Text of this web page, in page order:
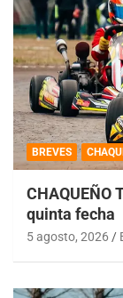
BREVES
CHAQUEÑO
quinta fecha
5 agosto, 2026